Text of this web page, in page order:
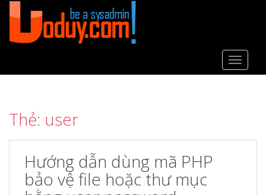
o
Thẻ: user
Hướng dẫn dùng mã PHP
bảo vệ file hoặc thư mục